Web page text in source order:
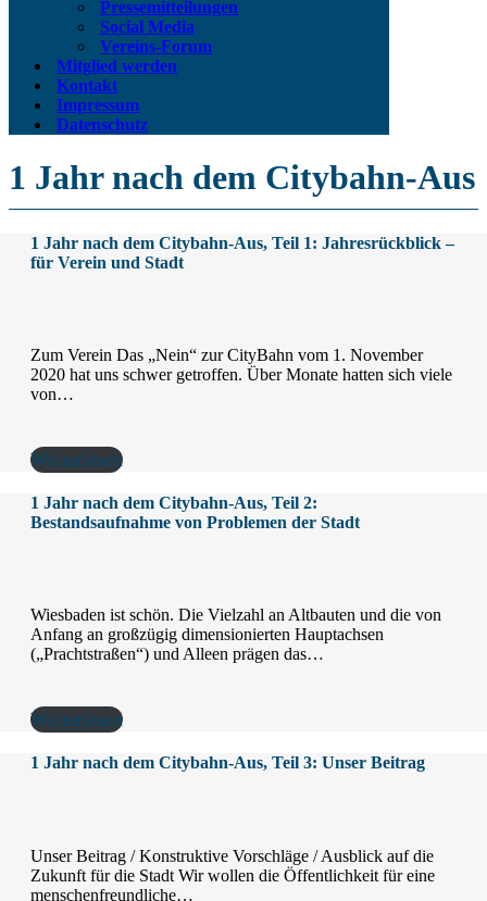
Pressemitteilungen
Social Media
Vereins-Forum
Mitglied werden
Kontakt
Impressum
Datenschutz
1 Jahr nach dem Citybahn-Aus
1 Jahr nach dem Citybahn-Aus, Teil 1: Jahresrückblick –
für Verein und Stadt
Zum Verein Das „Nein“ zur CityBahn vom 1. November
2020 hat uns schwer getroffen. Über Monate hatten sich viele
von…
Weiterlesen
1 Jahr nach dem Citybahn-Aus, Teil 2:
Bestandsaufnahme von Problemen der Stadt
Wiesbaden ist schön. Die Vielzahl an Altbauten und die von
Anfang an großzügig dimensionierten Hauptachsen
(„Prachtstraßen“) und Alleen prägen das…
Weiterlesen
1 Jahr nach dem Citybahn-Aus, Teil 3: Unser Beitrag
Unser Beitrag / Konstruktive Vorschläge / Ausblick auf die
Zukunft für die Stadt Wir wollen die Öffentlichkeit für eine
menschenfreundliche…